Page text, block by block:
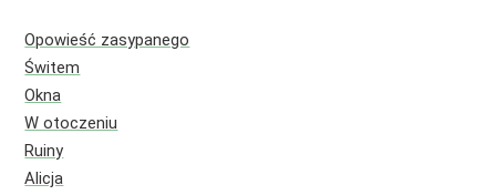
Opowieść zasypanego
Świtem
Okna
W otoczeniu
Ruiny
Alicja